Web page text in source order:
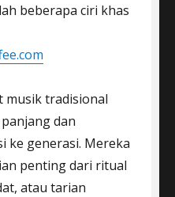
beberapa ciri khas
musik tradisional
dan
ke generasi. Mereka
penting dari ritual
atau tarian